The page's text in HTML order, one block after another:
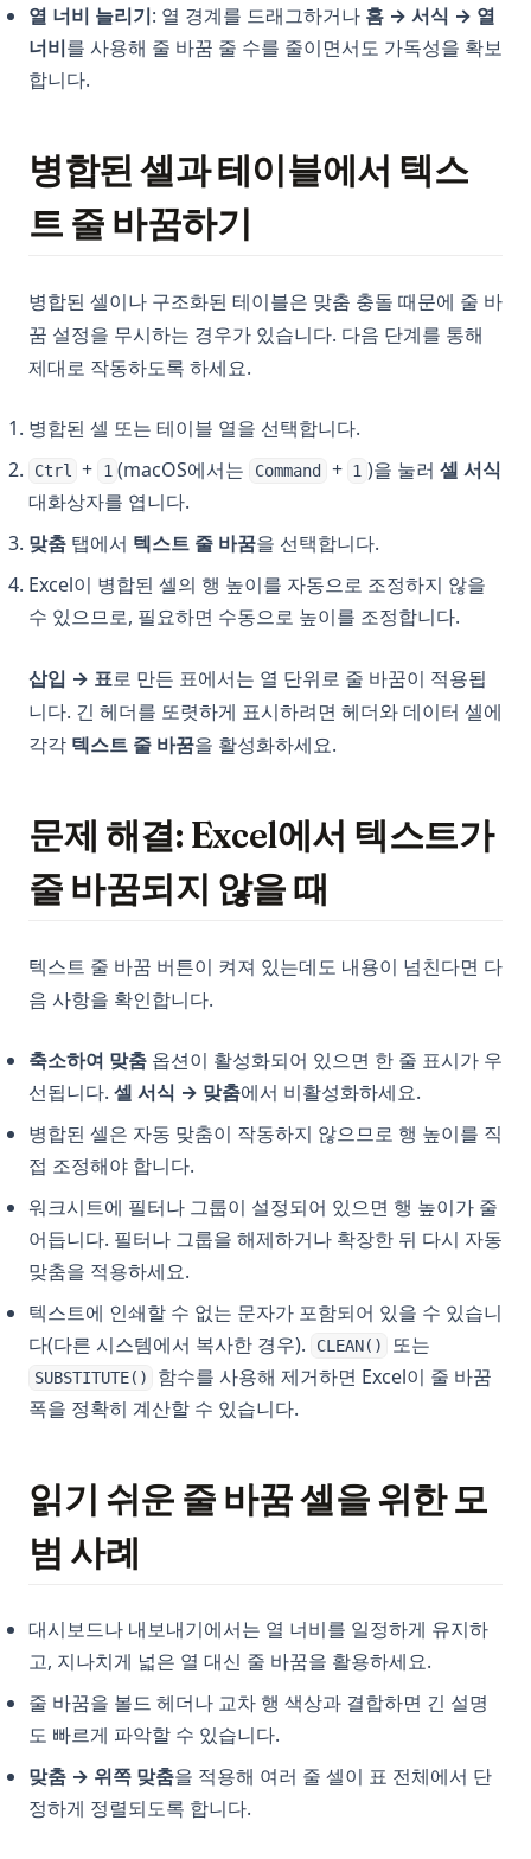
열 너비 늘리기: 열 경계를 드래그하거나 홈 → 서식 → 열
너비를 사용해 줄 바꿈 줄 수를 줄이면서도 가독성을 확보
합니다.
병합된 셀과 테이블에서 텍스
트 줄 바꿈하기
병합된 셀이나 구조화된 테이블은 맞춤 충돌 때문에 줄 바
꿈 설정을 무시하는 경우가 있습니다. 다음 단계를 통해
제대로 작동하도록 하세요.
병합된 셀 또는 테이블 열을 선택합니다.
Ctrl + 1 (macOS에서는 Command + 1 )을 눌러 셀 서식
대화상자를 엽니다.
맞춤 탭에서 텍스트 줄 바꿈을 선택합니다.
Excel이 병합된 셀의 행 높이를 자동으로 조정하지 않을
수 있으므로, 필요하면 수동으로 높이를 조정합니다.
삽입 → 표로 만든 표에서는 열 단위로 줄 바꿈이 적용됩
니다. 긴 헤더를 또렷하게 표시하려면 헤더와 데이터 셀에
각각 텍스트 줄 바꿈을 활성화하세요.
문제 해결: Excel에서 텍스트가
줄 바꿈되지 않을 때
텍스트 줄 바꿈 버튼이 켜져 있는데도 내용이 넘친다면 다
음 사항을 확인합니다.
축소하여 맞춤 옵션이 활성화되어 있으면 한 줄 표시가 우
선됩니다. 셀 서식 → 맞춤에서 비활성화하세요.
병합된 셀은 자동 맞춤이 작동하지 않으므로 행 높이를 직
접 조정해야 합니다.
워크시트에 필터나 그룹이 설정되어 있으면 행 높이가 줄
어듭니다. 필터나 그룹을 해제하거나 확장한 뒤 다시 자동
맞춤을 적용하세요.
텍스트에 인쇄할 수 없는 문자가 포함되어 있을 수 있습니
다(다른 시스템에서 복사한 경우).
CLEAN() 또는
SUBSTITUTE()
함수를 사용해 제거하면 Excel이 줄 바꿈
폭을 정확히 계산할 수 있습니다.
읽기 쉬운 줄 바꿈 셀을 위한 모
범 사례
대시보드나 내보내기에서는 열 너비를 일정하게 유지하
고, 지나치게 넓은 열 대신 줄 바꿈을 활용하세요.
줄 바꿈을 볼드 헤더나 교차 행 색상과 결합하면 긴 설명
도 빠르게 파악할 수 있습니다.
맞춤 → 위쪽 맞춤을 적용해 여러 줄 셀이 표 전체에서 단
정하게 정렬되도록 합니다.